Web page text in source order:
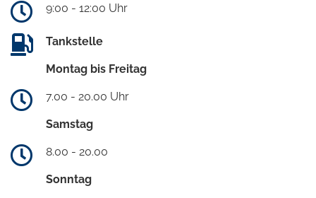
9:00 - 12:00 Uhr
Tankstelle
Montag bis Freitag
7.00 - 20.00 Uhr
Samstag
8.00 - 20.00
Sonntag